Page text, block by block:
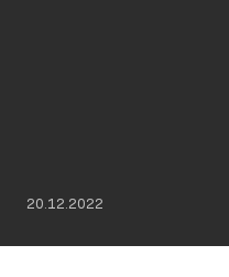
20.12.2022